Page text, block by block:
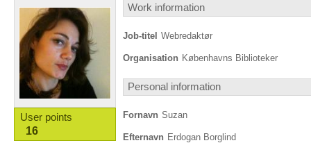
User points
16
Work information
Job-titel Webredaktør
Organisation Københavns Biblioteker
Personal information
Fornavn Suzan
Efternavn Erdogan Borglind